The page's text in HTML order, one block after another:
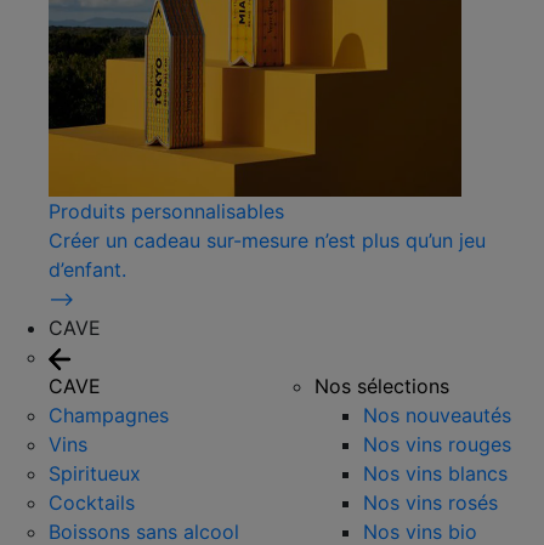
Produits personnalisables
Créer un cadeau sur-mesure n’est plus qu’un jeu
d’enfant.
⟶
CAVE
CAVE
Champagnes
Vins
Spiritueux
Cocktails
Boissons sans alcool
Nos sélections
Nos nouveautés
Nos vins rouges
Nos vins blancs
Nos vins rosés
Nos vins bio